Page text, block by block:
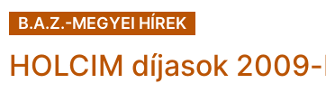
B.A.Z.-MEGYEI HÍREK
HOLCIM díjasok